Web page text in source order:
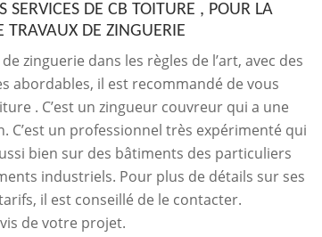
SERVICES DE CB TOITURE , POUR LA
TRAVAUX DE ZINGUERIE
zinguerie dans les règles de l’art, avec des
abordables, il est recommandé de vous
. C’est un zingueur couvreur qui a une
C’est un professionnel très expérimenté qui
bien sur des bâtiments des particuliers
industriels. Pour plus de détails sur ses
il est conseillé de le contacter.
de votre projet.